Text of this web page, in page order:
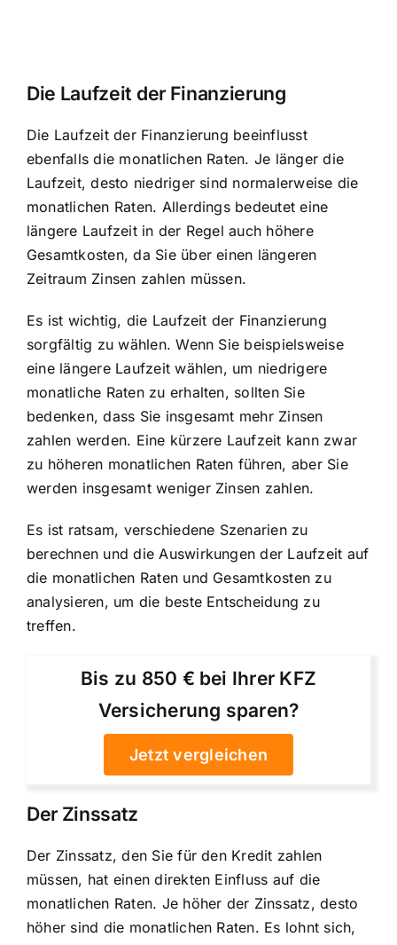
Die Laufzeit der Finanzierung
Die Laufzeit der Finanzierung beeinflusst
ebenfalls die monatlichen Raten. Je länger die
Laufzeit, desto niedriger sind normalerweise die
monatlichen Raten. Allerdings bedeutet eine
längere Laufzeit in der Regel auch höhere
Gesamtkosten, da Sie über einen längeren
Zeitraum Zinsen zahlen müssen.
Es ist wichtig, die Laufzeit der Finanzierung
sorgfältig zu wählen. Wenn Sie beispielsweise
eine längere Laufzeit wählen, um niedrigere
monatliche Raten zu erhalten, sollten Sie
bedenken, dass Sie insgesamt mehr Zinsen
zahlen werden. Eine kürzere Laufzeit kann zwar
zu höheren monatlichen Raten führen, aber Sie
werden insgesamt weniger Zinsen zahlen.
Es ist ratsam, verschiedene Szenarien zu
berechnen und die Auswirkungen der Laufzeit auf
die monatlichen Raten und Gesamtkosten zu
analysieren, um die beste Entscheidung zu
treffen.
Bis zu 850 € bei Ihrer KFZ
Versicherung sparen?
Jetzt vergleichen
Der Zinssatz
Der Zinssatz, den Sie für den Kredit zahlen
müssen, hat einen direkten Einfluss auf die
monatlichen Raten. Je höher der Zinssatz, desto
höher sind die monatlichen Raten. Es lohnt sich,